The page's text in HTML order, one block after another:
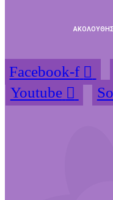
Facebook-f
Youtube